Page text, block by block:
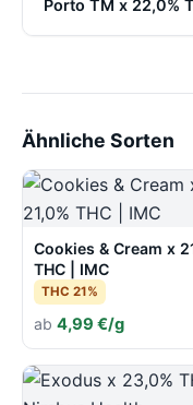
Porto TM x 22,0%
Ähnliche Sorten
Cookies & Cream x
THC | IMC
THC 21%
ab 4,99 €/g